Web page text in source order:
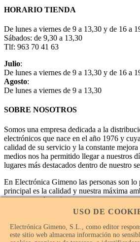
HORARIO TIENDA
De lunes a viernes de 9 a 13,30 y de 16 a
Sábados: de 9,30 a 13,30
Tlf: 963 70 41 63
Julio:
De lunes a viernes de 9 a 13,30 y de 16 a
Agosto:
De lunes a viernes de 9 a 13,30
SOBRE NOSOTROS
Somos una empresa dedicada a la
electrónicos que nace en el año 1976 y
calidad de su servicio y la constante
medios nos ha permitido llegar a nuestros
lugares más destacados dentro de nuestro
En Electrónica Gimeno las personas son lo
principal es la calidad y nuestra máxima
empresa sea la mejor.
USO DE
Electrónica Gimeno, S.L., como editor
este sitio web almacena información no